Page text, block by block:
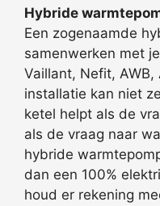
Hybride
Een zogenaamde
samenwerken met
Vaillant, Nefit, AWB,
installatie kan niet
ketel helpt als de
als de vraag naar
hybride
dan een 100%
houd er rekening